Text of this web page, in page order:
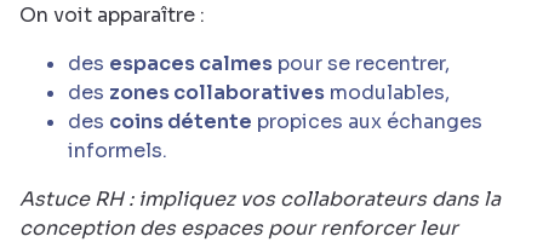
On voit apparaître :
des espaces calmes pour se recentrer,
des zones collaboratives modulables,
des coins détente propices aux échanges
informels.
Astuce RH : impliquez vos collaborateurs dans la
conception des espaces pour renforcer leur